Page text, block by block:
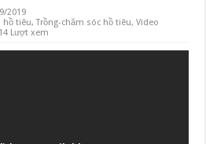
2019
hồ tiêu,Trồng-chăm sóc hồ tiêu,Video
14 Lượt xem